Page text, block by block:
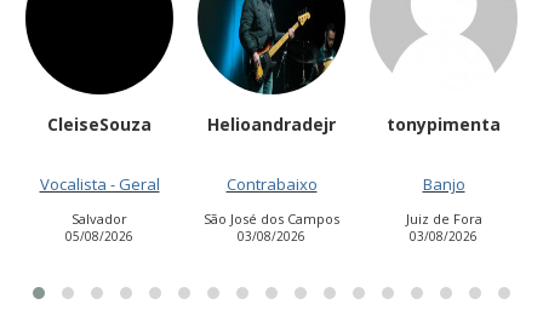
Helioandradejr
Contrabaixo
São José dos Campos
03/08/2026
tonypimenta
Banjo
Juiz de Fora
03/08/2026
James Laverc
Guitarra base
Charqueadas
06/08/2026